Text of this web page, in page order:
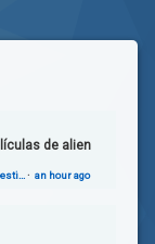
de alien
· an hour ago